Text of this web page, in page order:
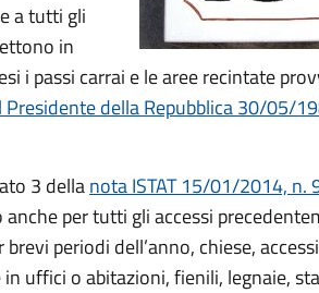
a tutti gli
in
i passi carrai e le aree recintate
Presidente della Repubblica 30/05/
3 dellanota ISTAT 15/01/2014,
per tutti gli accessi
periodi dell’anno, chiese,
uffici o abitazioni, fienili, legnaie,